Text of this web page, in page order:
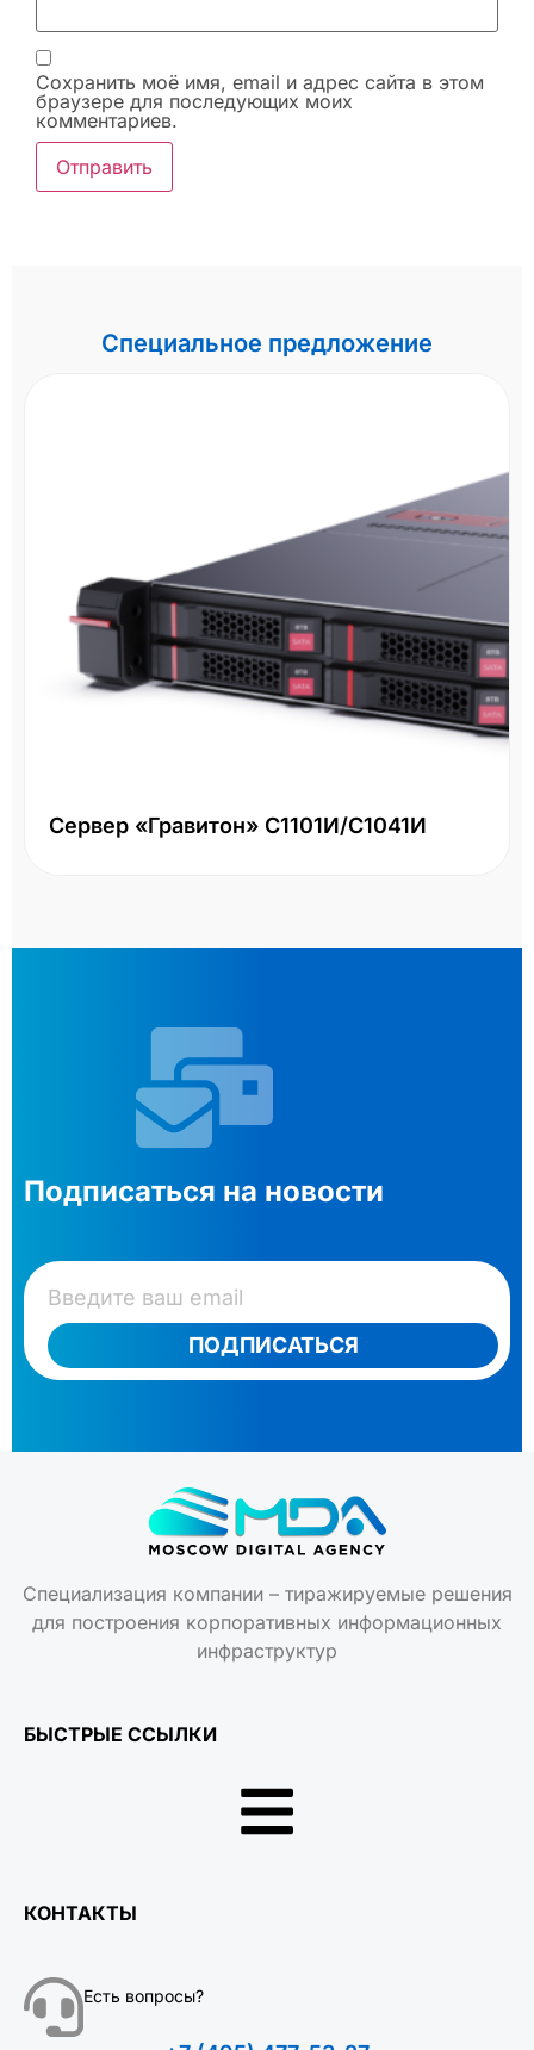
Сохранить моё имя, email и адрес сайта в этом
браузере для последующих моих
комментариев.
Специальное предложение
Сервер «Гравитон» С1101И/С1041И
Подписаться на новости
ПОДПИСАТЬСЯ
Специализация компании – тиражируемые решения
для построения корпоративных информационных
инфраструктур
БЫСТРЫЕ ССЫЛКИ
КОНТАКТЫ
Есть вопросы?